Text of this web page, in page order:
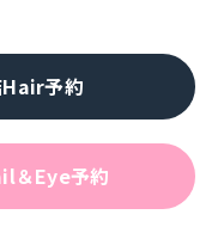
Hair予約
＆Eye予約